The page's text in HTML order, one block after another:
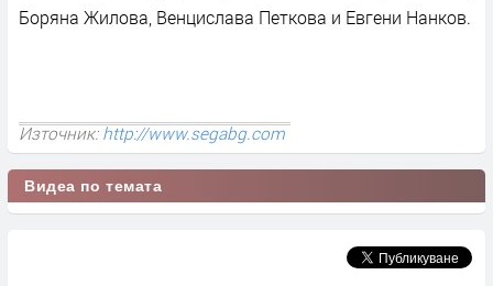
Боряна Жилова, Венцислава Петкова и Евгени Нанков.
Източник:http://www.segabg.com
Видеа по темата